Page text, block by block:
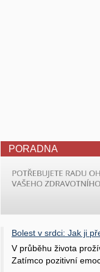
PORADNA
Bolest v srdci: Jak ji
V průběhu života
Zatímco pozitivní